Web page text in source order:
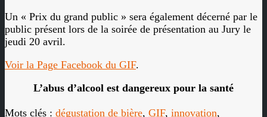
Un « Prix du grand public » sera également décerné par le
public présent lors de la soirée de présentation au Jury le
jeudi 20 avril.
Voir la Page Facebook du GIF.
L’abus d’alcool est dangereux pour la santé
Mots clés : dégustation de bière, GIF, innovation,